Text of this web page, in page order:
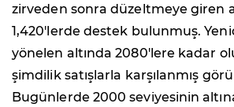
zirveden sonra düzeltmeye giren
1,420'lerde destek bulunmuş.
yönelen altında 2080'lere kadar
şimdilik satışlarla karşılanmış
Bugünlerde 2000 seviyesinin